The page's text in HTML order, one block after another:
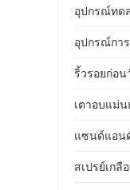
อุปกรณ์ทด
อุปกรณ์กา
ริ้วรอยก่อ
เตาอบแม่น
แซนด์แอน
สเปรย์เกลื